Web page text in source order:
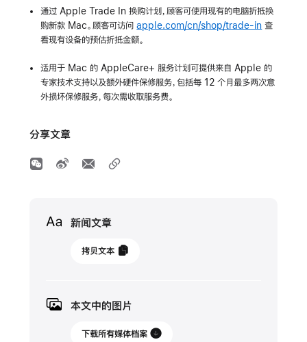
通过 Apple Trade In 换购计划，顾客可使用现有的电脑折抵换
购新款 Mac。顾客可访问apple.com/cn/shop/trade-in 查
看现有设备的预估折抵金额。
适用于 Mac 的 AppleCare+ 服务计划可提供来自 Apple 的
专家技术支持以及额外硬件保修服务，包括每 12 个月最多两次意
外损坏保修服务，每次需收取服务费。
分享文章
新闻文章
2022
月
拷贝文本
本文中的图片
下载所有媒体档案